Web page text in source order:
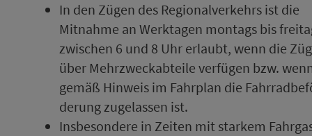
In den Zügen des Re­gi­o­nal­ver­kehrs ist die
Mitnahme an Werk­tagen mon­tags bis
zwischen 6 und 8 Uhr erlaubt, wenn die
über Mehr­zweck­ab­teile verfügen bzw.
gemäß Hinweis im Fahrplan die
de­rung zugelassen ist.
Insbesondere in Zeiten mit starkem